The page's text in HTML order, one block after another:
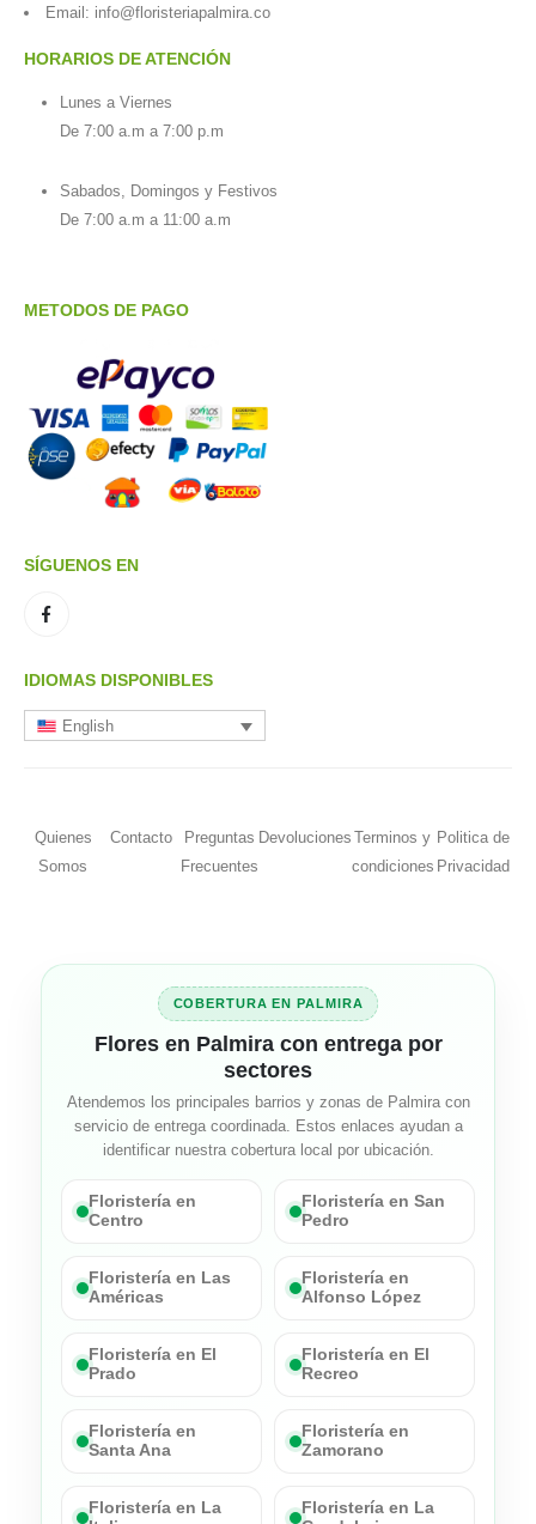
Email: info@floristeriapalmira.co
HORARIOS DE ATENCIÓN
Lunes a Viernes
De 7:00 a.m a 7:00 p.m
Sabados, Domingos y Festivos
De 7:00 a.m a 11:00 a.m
METODOS DE PAGO
SÍGUENOS EN
IDIOMAS DISPONIBLES
English
Quienes
Somos
Contacto
Preguntas
Frecuentes
Devoluciones Terminos y
condiciones
Politica de
Privacidad
COBERTURA EN PALMIRA
Flores en Palmira con entrega por
sectores
Atendemos los principales barrios y zonas de Palmira con
servicio de entrega coordinada. Estos enlaces ayudan a
identificar nuestra cobertura local por ubicación.
Floristería en
Centro
Floristería en San
Pedro
Floristería en Las
Américas
Floristería en
Alfonso López
Floristería en El
Prado
Floristería en El
Recreo
Floristería en
Santa Ana
Floristería en
Zamorano
Floristería en La
Floristería en La